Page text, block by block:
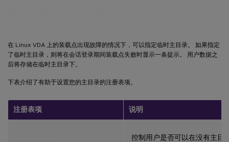
在 Linux VDA 上的装载点出现故障的情况下，可以指定临时主目录。 如果指定
了临时主目录，则将在会话登录期间装载点失败时显示一条提示。 用户数据之
后将存储在临时主目录下。
下表介绍了有助于设置您的主目录的注册表项。
注册表项 说明
控制用户是否可以在没有主目